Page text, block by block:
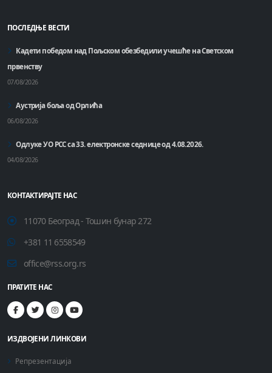
ПОСЛЕДЊЕ ВЕСТИ
Кадети победом над Пољском обезбедили учешће на Светском
првенству
07/08/2026
Аустрија боља од Орлића
06/08/2026
Одлуке УО РСС са 33. електронске седнице од 4.08.2026.
04/08/2026
КОНТАКТИРАЈТЕ НАС
11070 Београд - Тошин бунар 272
+381 11 6558549
office@rss.org.rs
ПРАТИТЕ НАС
ИЗДВОЈЕНИ ЛИНКОВИ
Репрезентација